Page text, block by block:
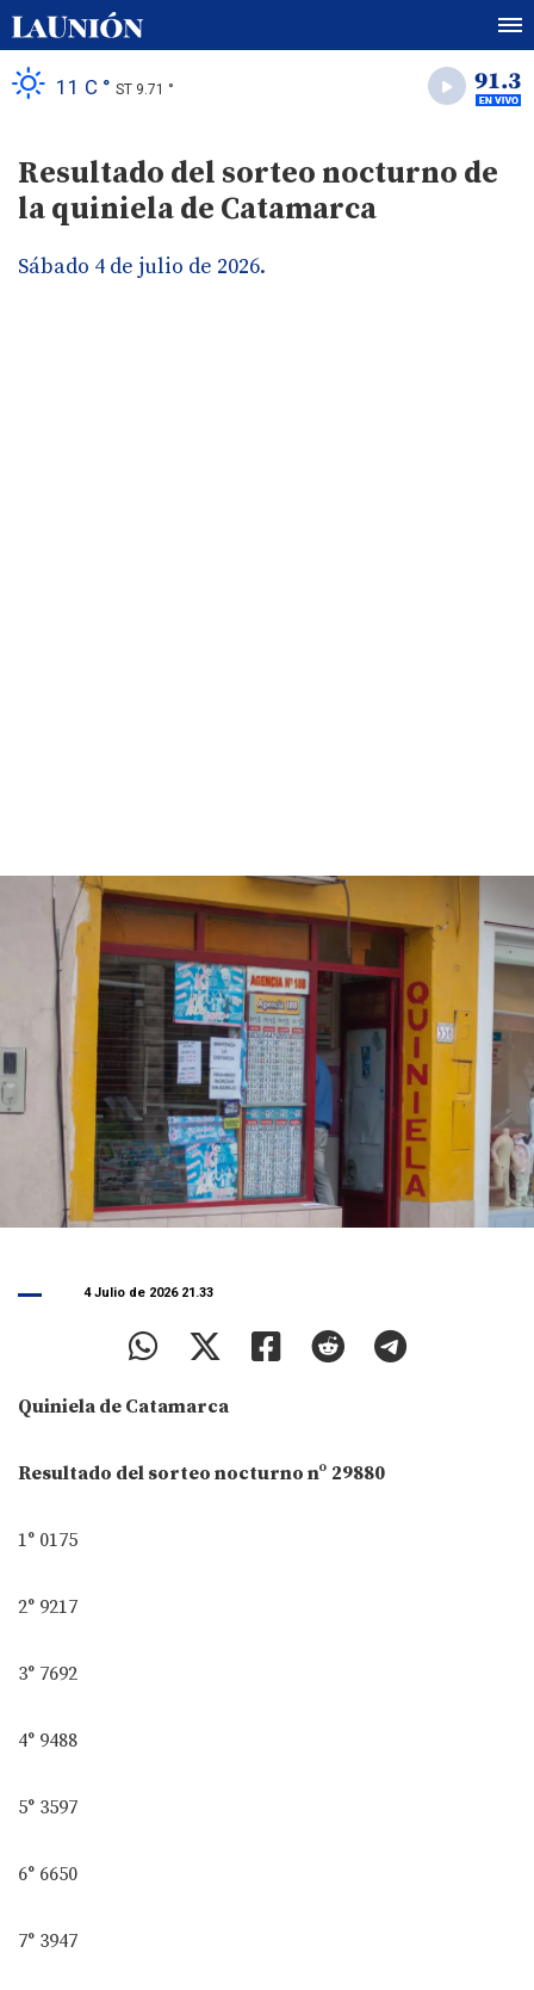
11 C ° ST 9.71 °
Resultado del sorteo nocturno de
la quiniela de Catamarca
Sábado 4 de julio de 2026.
4 Julio de 2026 21.33
Quiniela de Catamarca
Resultado del sorteo nocturno nº 29880
1° 0175
2° 9217
3° 7692
4° 9488
5° 3597
6° 6650
7° 3947